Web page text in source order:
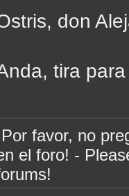
don
tira
favor, no
el foro! -